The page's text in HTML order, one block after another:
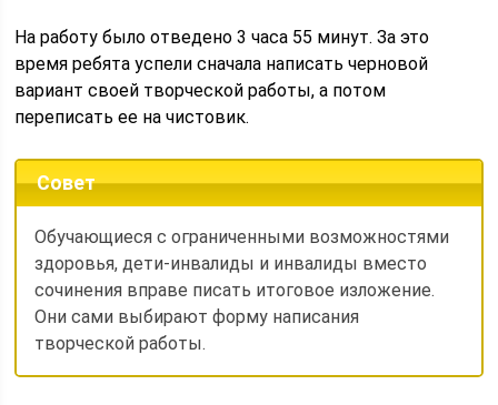
На работу было отведено 3 часа 55 минут. За это
время ребята успели сначала написать черновой
вариант своей творческой работы, а потом
переписать ее на чистовик.
Совет
Обучающиеся с ограниченными возможностями
здоровья, дети-инвалиды и инвалиды вместо
сочинения вправе писать итоговое изложение.
Они сами выбирают форму написания
творческой работы.